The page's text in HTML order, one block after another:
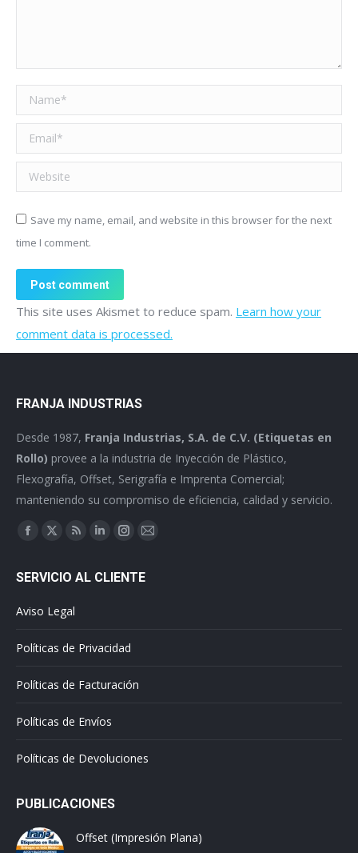
Name *
Email *
Website
Save my name, email, and website in this browser for the next
time I comment.
Post comment
This site uses Akismet to reduce spam. Learn how your
comment data is processed.
FRANJA INDUSTRIAS
Desde 1987, Franja Industrias, S.A. de C.V. (Etiquetas en
Rollo) provee a la industria de Inyección de Plástico,
Flexografía, Offset, Serigrafía e Imprenta Comercial;
manteniendo su compromiso de eficiencia, calidad y servicio.
Find us on:
Facebook
opens
window
X
opens
new
window
opens
window
Linkedin
opens
window
Instagram
opens
window
Mail
SERVICIO AL CLIENTE
Aviso Legal
Políticas de Privacidad
Políticas de Facturación
Políticas de Envíos
Políticas de Devoluciones
PUBLICACIONES
Offset (Impresión Plana)